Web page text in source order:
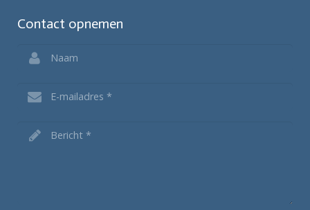
Contact opnemen